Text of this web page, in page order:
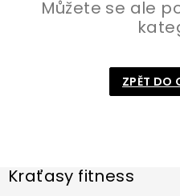
Můžete se ale
ZPĚT DO
Kraťasy fitness